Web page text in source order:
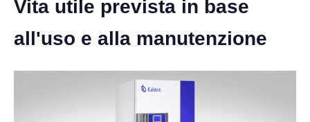
Vita utile prevista in base
all'uso e alla manutenzione